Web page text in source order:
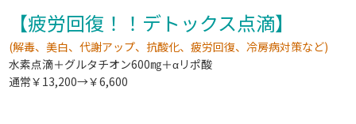
【疲労回復！！デトックス点滴】
(解毒、美白、代謝アップ、抗酸化、疲労回復、冷房病対策など)
水素点滴＋グルタチオン600㎎＋αリポ酸
通常￥13,200→￥6,600